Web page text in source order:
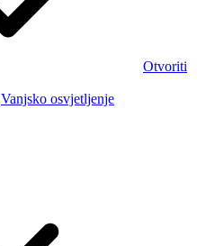
Otvoriti
Vanjsko osvjetljenje